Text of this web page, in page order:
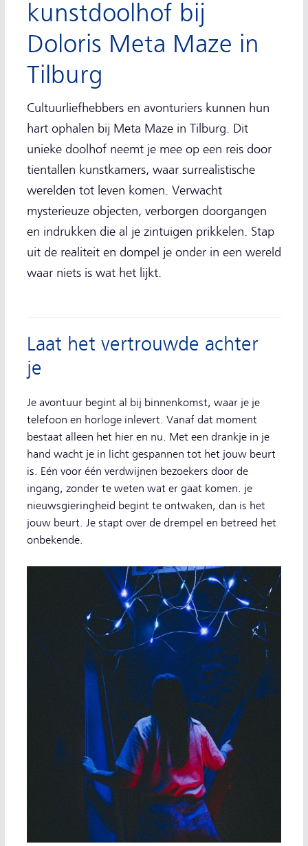
kunstdoolhof bij
Doloris Meta Maze in
Tilburg
Cultuurliefhebbers en avonturiers kunnen hun
hart ophalen bij Meta Maze in Tilburg. Dit
unieke doolhof neemt je mee op een reis door
tientallen kunstkamers, waar surrealistische
werelden tot leven komen. Verwacht
mysterieuze objecten, verborgen doorgangen
en indrukken die al je zintuigen prikkelen. Stap
uit de realiteit en dompel je onder in een wereld
waar niets is wat het lijkt.
Laat het vertrouwde achter
je
Je avontuur begint al bij binnenkomst, waar je je
telefoon en horloge inlevert. Vanaf dat moment
bestaat alleen het hier en nu. Met een drankje in je
hand wacht je in licht gespannen tot het jouw beurt
is. Eén voor één verdwijnen bezoekers door de
ingang, zonder te weten wat er gaat komen. je
nieuwsgieringheid begint te ontwaken, dan is het
jouw beurt. Je stapt over de drempel en betreed het
onbekende.